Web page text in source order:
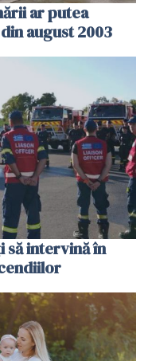
ar putea
august 2003
intervină în